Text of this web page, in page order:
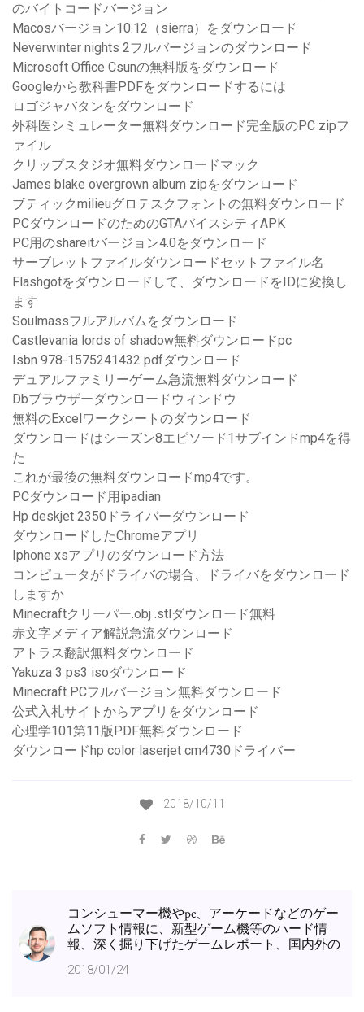
のバイトコードバージョン
Macosバージョン10.12（sierra）をダウンロード
Neverwinter nights 2フルバージョンのダウンロード
Microsoft Office Csunの無料版をダウンロード
Googleから教科書PDFをダウンロードするには
ロゴジャバタンをダウンロード
外科医シミュレーター無料ダウンロード完全版のPC zipフ
ァイル
クリップスタジオ無料ダウンロードマック
James blake overgrown album zipをダウンロード
ブティックmilieuグロテスクフォントの無料ダウンロード
PCダウンロードのためのGTAバイスシティAPK
PC用のshareitバージョン4.0をダウンロード
サーブレットファイルダウンロードセットファイル名
Flashgotをダウンロードして、ダウンロードをIDに変換し
ます
Soulmassフルアルバムをダウンロード
Castlevania lords of shadow無料ダウンロードpc
Isbn 978-1575241432 pdfダウンロード
デュアルファミリーゲーム急流無料ダウンロード
Dbブラウザーダウンロードウィンドウ
無料のExcelワークシートのダウンロード
ダウンロードはシーズン8エピソード1サブインドmp4を得
た
これが最後の無料ダウンロードmp4です。
PCダウンロード用ipadian
Hp deskjet 2350ドライバーダウンロード
ダウンロードしたChromeアプリ
Iphone xsアプリのダウンロード方法
コンピュータがドライバの場合、ドライバをダウンロード
しますか
Minecraftクリーパー.obj .stlダウンロード無料
赤文字メディア解説急流ダウンロード
アトラス翻訳無料ダウンロード
Yakuza 3 ps3 isoダウンロード
Minecraft PCフルバージョン無料ダウンロード
公式入札サイトからアプリをダウンロード
心理学101第11版PDF無料ダウンロード
ダウンロードhp color laserjet cm4730ドライバー
2018/10/11
コンシューマー機やpc、アーケードなどのゲー
ムソフト情報に、新型ゲーム機等のハード情
報、深く掘り下げたゲームレポート、国内外の
2018/01/24